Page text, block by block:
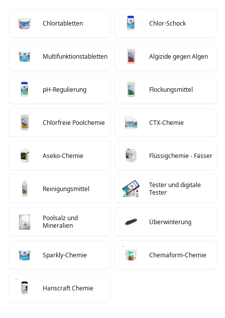
Chlortabletten Chlor-Schock
Multifunktionstabletten Algizide gegen Algen
pH-Regulierung Flockungsmittel
Chlorfreie Poolchemie CTX-Chemie
Aseko-Chemie Flüssigchemie - Fässer
Reinigungsmittel
Tester und digitale
Tester
Poolsalz und
Mineralien
Überwinterung
Sparkly-Chemie Chemaform-Chemie
Hanscraft Chemie